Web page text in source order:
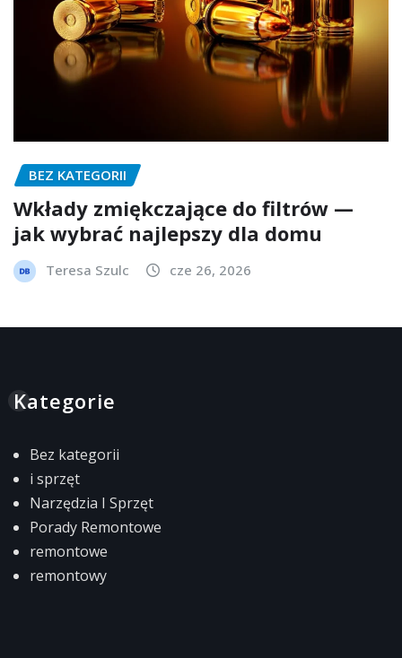
BEZ KATEGORII
Wkłady zmiękczające do filtrów —
jak wybrać najlepszy dla domu
Teresa Szulc cze 26, 2026
Kategorie
Bez kategorii
i sprzęt
Narzędzia I Sprzęt
Porady Remontowe
remontowe
remontowy